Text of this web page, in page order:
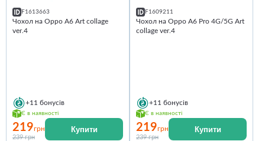
F1613663
Чохол на Oppo A6 Art collage
ver.4
+11 бонусів
Є в наявності
219грн
239 грн
Купити
F1609211
Чохол на Oppo A6 Pro 4G/5G Art
collage ver.4
+11 бонусів
Є в наявності
219грн
239 грн
Купити